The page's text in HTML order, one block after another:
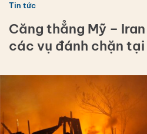
Tin tức
Căng thẳng Mỹ –
các vụ đánh chặn